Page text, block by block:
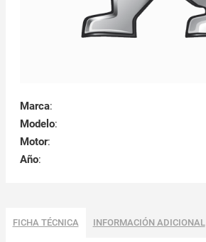
Marca:
Modelo:
Motor:
Año:
FICHA TÉCNICA INFORMACIÓN ADICIONAL